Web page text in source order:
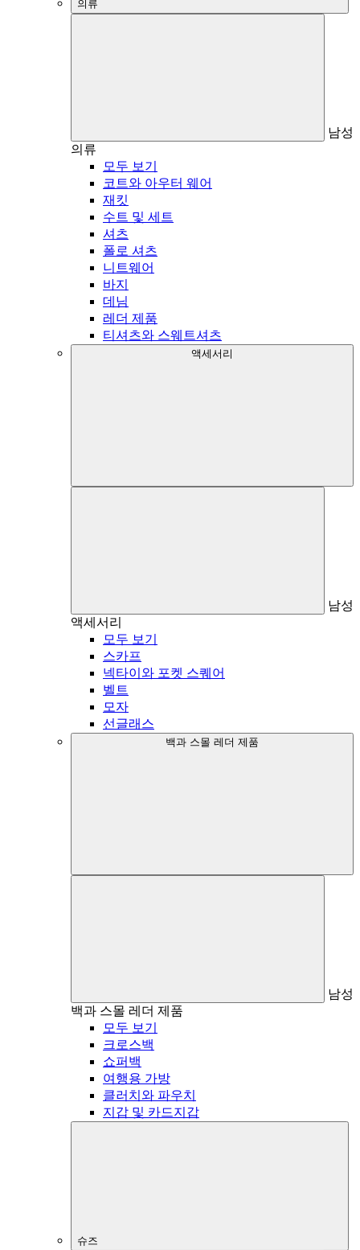
의류
남성
의류
모두 보기
코트와 아우터 웨어
재킷
수트 및 세트
셔츠
폴로 셔츠
니트웨어
바지
데님
레더 제품
티셔츠와 스웨트셔츠
액세서리
남성
액세서리
모두 보기
스카프
넥타이와 포켓 스퀘어
벨트
모자
선글래스
백과 스몰 레더 제품
남성
백과 스몰 레더 제품
모두 보기
크로스백
쇼퍼백
여행용 가방
클러치와 파우치
지갑 및 카드지갑
슈즈